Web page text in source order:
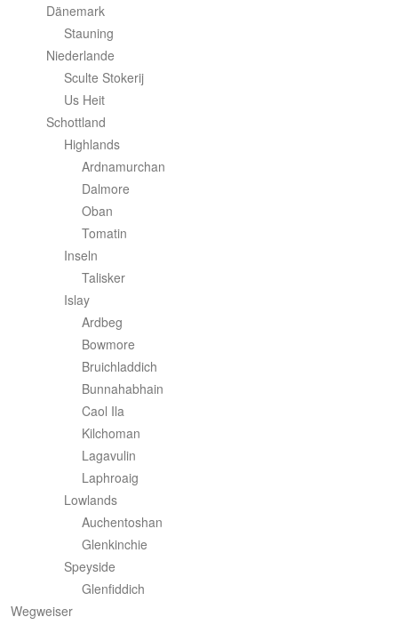
Dänemark
Stauning
Niederlande
Sculte Stokerij
Us Heit
Schottland
Highlands
Ardnamurchan
Dalmore
Oban
Tomatin
Inseln
Talisker
Islay
Ardbeg
Bowmore
Bruichladdich
Bunnahabhain
Caol Ila
Kilchoman
Lagavulin
Laphroaig
Lowlands
Auchentoshan
Glenkinchie
Speyside
Glenfiddich
Wegweiser